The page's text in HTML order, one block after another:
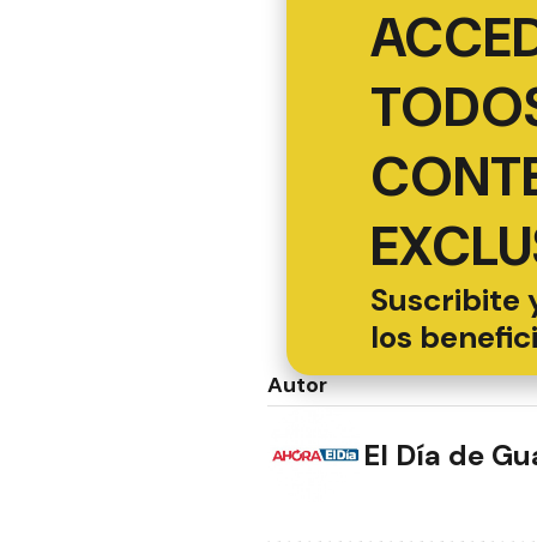
Suscribite
los
Autor
El Día de